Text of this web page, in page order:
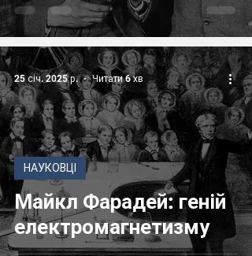
Майкл Фарадей: геній
електромагнетизму
НАУКОВЦІ
25 січ. 2025 р. Читати 6 хв